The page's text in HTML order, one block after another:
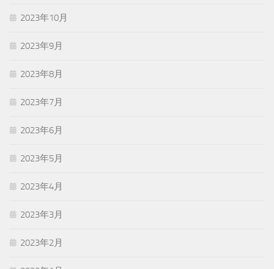
2023年10月
2023年9月
2023年8月
2023年7月
2023年6月
2023年5月
2023年4月
2023年3月
2023年2月